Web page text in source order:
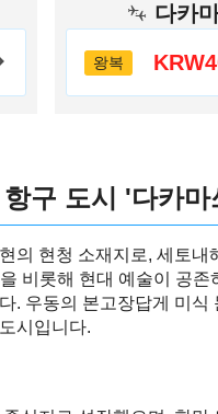
다카
왕복
구 도시 '다카마
의 현청 소재지로, 세토
비롯해 현대 예술이 공
. 우동의 본고장답게 미
시입니다.